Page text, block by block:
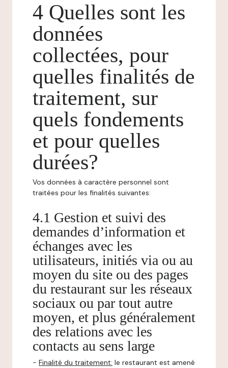
4 Quelles sont les
données
collectées, pour
quelles finalités de
traitement, sur
quels fondements
et pour quelles
durées?
Vos données à caractère personnel sont
traitées pour les finalités suivantes:
4.1 Gestion et suivi des
demandes d’information et
échanges avec les
utilisateurs, initiés via ou au
moyen du site ou des pages
du restaurant sur les réseaux
sociaux ou par tout autre
moyen, et plus généralement
des relations avec les
contacts au sens large
- Finalité du traitement: le restaurant est amené